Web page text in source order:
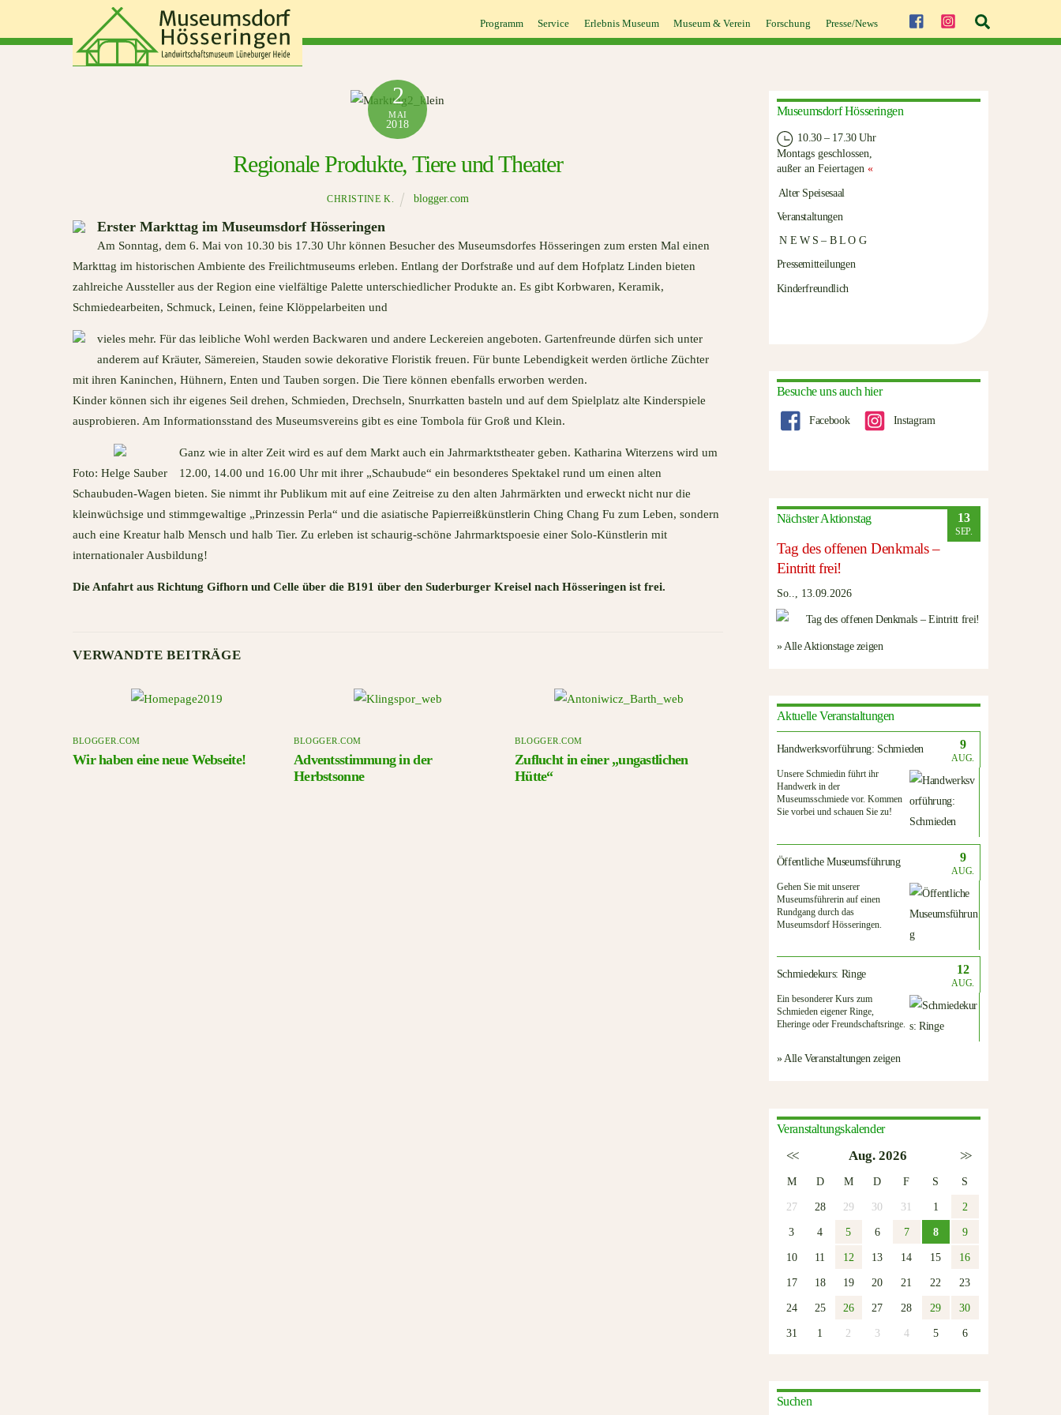
Programm Service Erlebnis Museum Museum & Verein Forschung Presse/News
2
MAI
2018
Regionale Produkte, Tiere und Theater
CHRISTINE K. blogger.com
Erster Markttag im Museumsdorf Hösseringen
Am Sonntag, dem 6. Mai von 10.30 bis 17.30 Uhr können Besucher des Museumsdorfes Hösseringen zum ersten Mal einen
Markttag im historischen Ambiente des Freilichtmuseums erleben. Entlang der Dorfstraße und auf dem Hofplatz Linden bieten
zahlreiche Aussteller aus der Region eine vielfältige Palette unterschiedlicher Produkte an. Es gibt Korbwaren, Keramik,
Schmiedearbeiten, Schmuck, Leinen, feine Klöppelarbeiten und
vieles mehr. Für das leibliche Wohl werden Backwaren und andere Leckereien angeboten. Gartenfreunde dürfen sich unter
anderem auf Kräuter, Sämereien, Stauden sowie dekorative Floristik freuen. Für bunte Lebendigkeit werden örtliche Züchter
mit ihren Kaninchen, Hühnern, Enten und Tauben sorgen. Die Tiere können ebenfalls erworben werden.
Kinder können sich ihr eigenes Seil drehen, Schmieden, Drechseln, Snurrkatten basteln und auf dem Spielplatz alte Kinderspiele
ausprobieren. Am Informationsstand des Museumsvereins gibt es eine Tombola für Groß und Klein.
Foto: Helge Sauber
Ganz wie in alter Zeit wird es auf dem Markt auch ein Jahrmarktstheater geben. Katharina Witerzens wird um
12.00, 14.00 und 16.00 Uhr mit ihrer „Schaubude“ ein besonderes Spektakel rund um einen alten
Schaubuden-Wagen bieten. Sie nimmt ihr Publikum mit auf eine Zeitreise zu den alten Jahrmärkten und erweckt nicht nur die
kleinwüchsige und stimmgewaltige „Prinzessin Perla“ und die asiatische Papierreißkünstlerin Ching Chang Fu zum Leben, sondern
auch eine Kreatur halb Mensch und halb Tier. Zu erleben ist schaurig-schöne Jahrmarktspoesie einer Solo-Künstlerin mit
internationaler Ausbildung!
Die Anfahrt aus Richtung Gifhorn und Celle über die B191 über den Suderburger Kreisel nach Hösseringen ist frei.
VERWANDTE BEITRÄGE
BLOGGER.COM
Wir haben eine neue Webseite!
BLOGGER.COM
Adventsstimmung in der
Herbstsonne
BLOGGER.COM
Zuflucht in einer „ungastlichen
Hütte“
Museumsdorf Hösseringen
10.30 – 17.30 Uhr
Montags geschlossen,
außer an Feiertagen «
Alter Speisesaal
Veranstaltungen
N E W S – B L O G
Pressemitteilungen
Kinderfreundlich
Besuche uns auch hier
Facebook Instagram
Nächster Aktionstag 13
SEP.
Tag des offenen Denkmals –
Eintritt frei!
So.., 13.09.2026
» Alle Aktionstage zeigen
Aktuelle Veranstaltungen
Handwerksvorführung: Schmieden 9
AUG.
Unsere Schmiedin führt ihr
Handwerk in der
Museumsschmiede vor. Kommen
Sie vorbei und schauen Sie zu!
Öffentliche Museumsführung 9
AUG.
Gehen Sie mit unserer
Museumsführerin auf einen
Rundgang durch das
Museumsdorf Hösseringen.
Schmiedekurs: Ringe 12
AUG.
Ein besonderer Kurs zum
Schmieden eigener Ringe,
Eheringe oder Freundschaftsringe.
» Alle Veranstaltungen zeigen
Veranstaltungskalender
<< Aug. 2026 >>
M D M D F S
S
27
28 29 30 31 1
2
3
4 5 6 7 8
9
10
11 12 13 14 15
16
17
18 19 20 21 22
23
24
25 26 27 28 29
30
31
1 2 3 4 5 6
Suchen